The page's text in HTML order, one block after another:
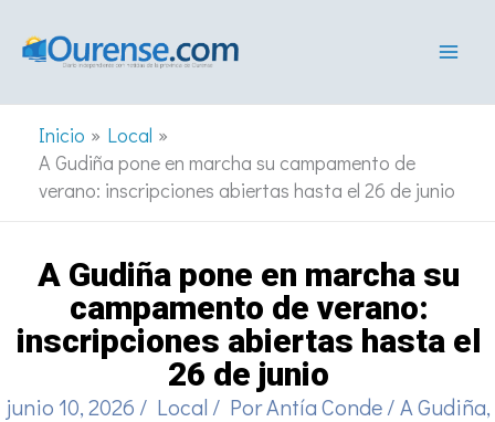
Inicio
Local
A Gudiña pone en marcha su campamento de
verano: inscripciones abiertas hasta el 26 de junio
A Gudiña pone en marcha su
campamento de verano:
inscripciones abiertas hasta el
26 de junio
junio 10, 2026 / Local / PorAntía Conde/A Gudiña,